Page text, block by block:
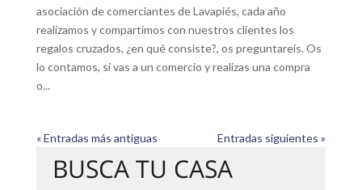
asociación de comerciantes de Lavapiés, cada año
realizamos y compartimos con nuestros clientes los
regalos cruzados, ¿en qué consiste?, os preguntareis. Os
lo contamos, si vas a un comercio y realizas una compra
o...
« Entradas más antiguas Entradas siguientes »
BUSCA TU CASA